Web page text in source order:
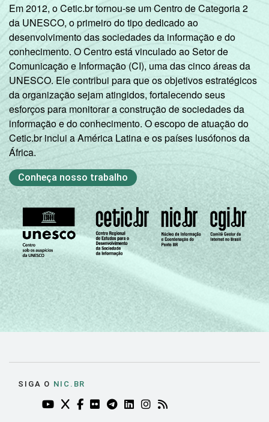
Em 2012, o Cetic.br tornou-se um Centro de Categoria 2
da UNESCO, o primeiro do tipo dedicado ao
desenvolvimento das sociedades da informação e do
conhecimento. O Centro está vinculado ao Setor de
Comunicação e Informação (CI), uma das cinco áreas da
UNESCO. Ele contribui para que os objetivos estratégicos
da organização sejam atingidos, fortalecendo seus
esforços para monitorar a construção de sociedades da
informação e do conhecimento. O escopo de atuação do
Cetic.br inclui a América Latina e os países lusófonos da
África.
Conheça nosso trabalho
SIGA O NIC.BR
YOUTUBE DO NIC.BR (ABRE EM NOVA ABA)
TWITTER DO NIC.BR (ABRE EM NOVA ABA)
FACEBOOK DO NIC.BR (ABRE EM NOVA
FLICKR DO NIC.BR (ABRE EM NOVA
TELEGRAM DO NIC.BR (ABRE EM
LINKEDIN DO NIC.BR (ABRE
INSTAGRAM DO NIC.BR
RSS DO NIC.BR (ABRE